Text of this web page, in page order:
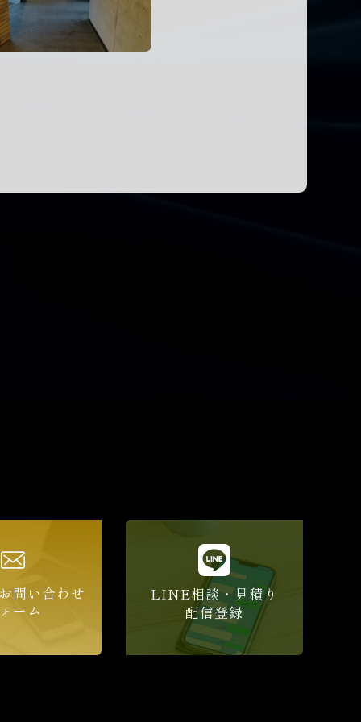
問い合わせ
ーム
LINE相談・見積り
配信登録